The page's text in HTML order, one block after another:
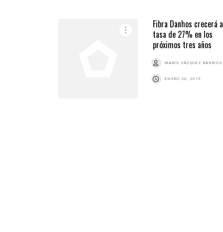
Fibra Danhos crecerá a
tasa de 27% en los
próximos tres años
MARIO VÁZQUEZ BARRIOS
ENERO 20, 2015